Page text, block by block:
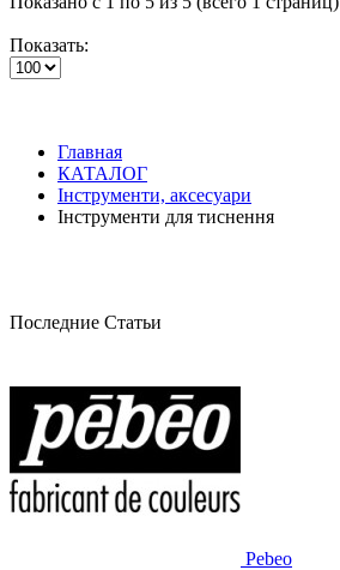
Показать:
Главная
КАТАЛОГ
Інструменти, аксесуари
Інструменти для тиснення
Последние Статьи
Pebeo